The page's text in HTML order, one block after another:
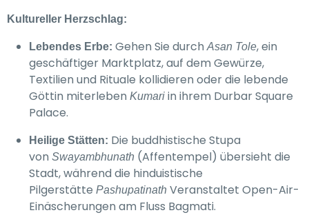
Kultureller Herzschlag:
Lebendes Erbe: Gehen Sie durchAsan Tole, ein
geschäftiger Marktplatz, auf dem Gewürze,
Textilien und Rituale kollidieren oder die lebende
Göttin miterleben Kumari in ihrem Durbar Square
Palace.
Heilige Stätten: Die buddhistische Stupa
von Swayambhunath (Affentempel) übersieht die
Stadt, während die hinduistische
Pilgerstätte Pashupatinath Veranstaltet Open-Air-
Einäscherungen am Fluss Bagmati.